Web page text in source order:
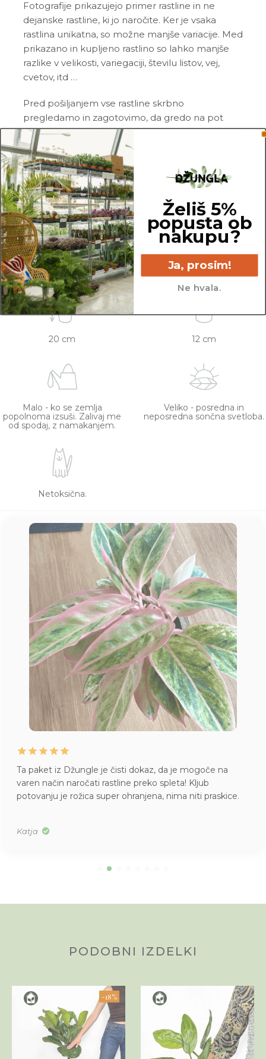
Fotografije prikazujejo primer rastline in ne
dejanske rastline, ki jo naročite. Ker je vsaka
rastlina unikatna, so možne manjše variacije. Med
prikazano in kupljeno rastlino so lahko manjše
razlike v velikosti, variegaciji, številu listov, vej,
cvetov, itd …
Pred pošiljanjem vse rastline skrbno
pregledamo in zagotovimo, da gredo na pot
zdrave in čim bolj podobne izdelku na fotografiji.
Vse rastline so primarno v plastičnih sadilnih
lončkih. Okrasni lonec ni vključen v ceno.
Rastline so v kategorijo Netoksične/prijazne za
živali uvrščene na podlagi dostopnih spletnih
virov. Netoksične rastline so lahko še vedno
toksične za specifično vrsto živali, zato se pred
nakupom posvetujte z veterinarjem.
20 cm 12 cm
Malo - ko se zemlja
popolnoma izsuši. Zalivaj me
od spodaj, z namakanjem.
Veliko - posredna in
neposredna sončna svetloba.
Netoksična.
Ta paket iz Džungle je čisti dokaz, da je mogoče na
varen način naročati rastline preko spleta! Kljub
potovanju je rožica super ohranjena, nima niti praskice.
Katja
PODOBNI IZDELKI
-18%
Želiš 5%
popusta ob
nakupu?
Ja, prosim!
Ne hvala.